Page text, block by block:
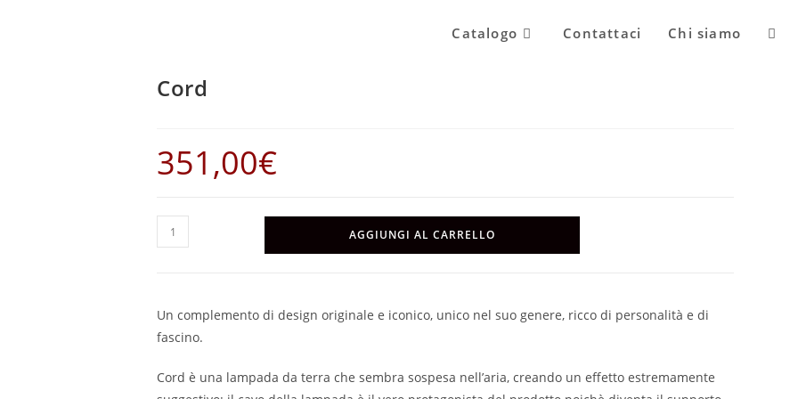
Catalogo Contattaci Chi siamo
Cord
351,00€
Cord
quantità
AGGIUNGI AL CARRELLO
Un complemento di design originale e iconico, unico nel suo genere, ricco di personalità e di
fascino.
Cord è una lampada da terra che sembra sospesa nell’aria, creando un effetto estremamente